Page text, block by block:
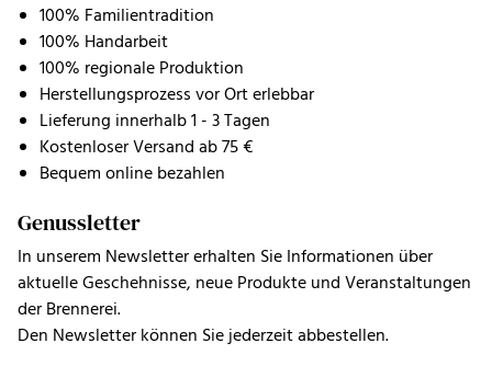
100% Familientradition
100% Handarbeit
100% regionale Produktion
Herstellungsprozess vor Ort erlebbar
Lieferung innerhalb 1 - 3 Tagen
Kostenloser Versand ab 75 €
Bequem online bezahlen
Genussletter
In unserem Newsletter erhalten Sie Informationen über
aktuelle Geschehnisse, neue Produkte und Veranstaltungen
der Brennerei.
Den Newsletter können Sie jederzeit abbestellen.